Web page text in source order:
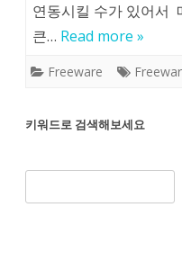
연동시킬 수가 있어서
큰… Read more »
Freeware
키워드로 검색해보세요